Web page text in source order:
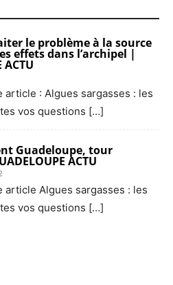
le problème à la source
effets dans l’archipel |
ACTU
: Algues sargasses : les
vos questions […]
Guadeloupe, tour
ACTU
Algues sargasses : les
vos questions […]